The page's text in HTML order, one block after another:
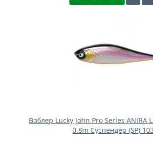
Воблер Lucky John Pro Series ANIRA
0.8m Cуспендер (SP) 103